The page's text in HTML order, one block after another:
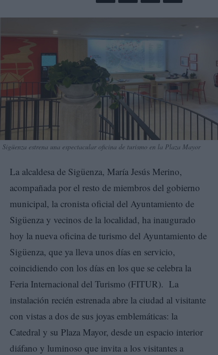
Sigüenza estrena una espectacular oficina de turismo en la Plaza Mayor
La alcaldesa de Sigüenza, María Jesús Merino,
acompañada por el resto de miembros del gobierno
municipal, la cronista oficial del Ayuntamiento de
Sigüenza y vecinos de la localidad, ha inaugurado
hoy la nueva oficina de turismo del Ayuntamiento de
Sigüenza, que ya lleva unos días en servicio,
coincidiendo con los días en los que se celebra la
Feria Internacional del Turismo (FITUR). La
instalación recién estrenada abre la ciudad al visitante
con vistas a dos de sus joyas emblemáticas: la
Catedral y su Plaza Mayor, desde un espacio interior
diáfano y luminoso que invita a los visitantes a